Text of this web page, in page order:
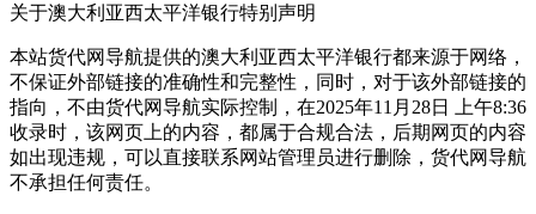
关于澳大利亚西太平洋银行特别声明
本站货代网导航提供的澳大利亚西太平洋银行都来源于网络，
不保证外部链接的准确性和完整性，同时，对于该外部链接的
指向，不由货代网导航实际控制，在2025年11月28日 上午8:36
收录时，该网页上的内容，都属于合规合法，后期网页的内容
如出现违规，可以直接联系网站管理员进行删除，货代网导航
不承担任何责任。